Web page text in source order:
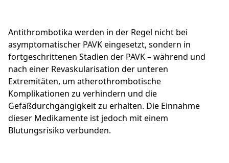
Antithrombotika werden in der Regel nicht bei
asymptomatischer PAVK eingesetzt, sondern in
fortgeschrittenen Stadien der PAVK – während und
nach einer Revaskularisation der unteren
Extremitäten, um atherothrombotische
Komplikationen zu verhindern und die
Gefäßdurchgängigkeit zu erhalten. Die Einnahme
dieser Medikamente ist jedoch mit einem
Blutungsrisiko verbunden.